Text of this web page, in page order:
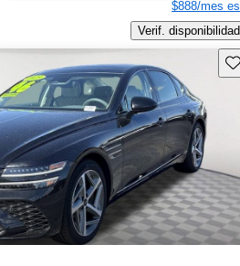
$888/mes
Verif. disponibilidad